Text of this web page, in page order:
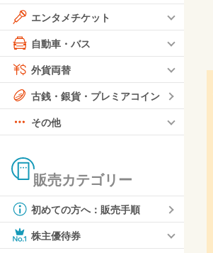
エンタメチケット
自動車・バス
外貨両替
古銭・銀貨・プレミアコイン
その他
販売カテゴリー
初めての方へ：販売手順
株主優待券